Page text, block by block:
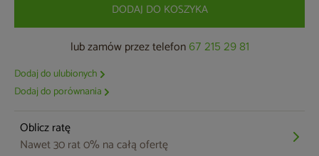
DODAJ DO KOSZYKA
lub zamów przez telefon 67 215 29 81
Dodaj do ulubionych
Dodaj do porównania
Oblicz ratę
Nawet 30 rat 0% na całą ofertę